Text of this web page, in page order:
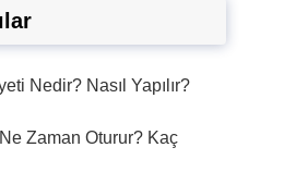
Nedir? Nasıl Yapılır?
Zaman Oturur? Kaç